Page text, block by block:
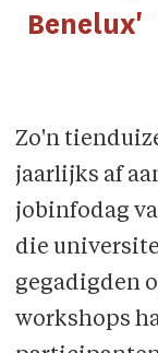
Benelux'
Zo'n
jaarlijks af
jobinfodag
die
gegadigden
workshops